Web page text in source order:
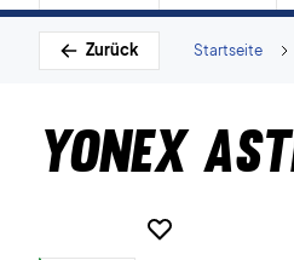
Zurück Startseite
Yonex